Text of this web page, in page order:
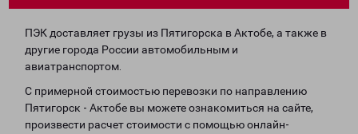
ПЭК доставляет грузы из Пятигорска в Актобе, а также в
другие города России автомобильным и
авиатранспортом.
С примерной стоимостью перевозки по направлению
Пятигорск - Актобе вы можете ознакомиться на сайте,
произвести расчет стоимости с помощью онлайн-